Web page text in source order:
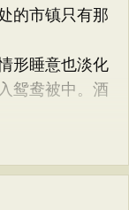
的市镇只有那
形睡意也淡化
鸳鸯被中。酒